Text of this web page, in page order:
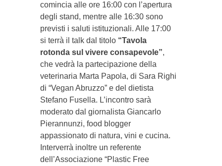
comincia alle ore 16:00 con l’apertura
degli stand, mentre alle 16:30 sono
previsti i saluti istituzionali. Alle 17:00
si terrà il talk dal titolo “Tavola
rotonda sul vivere consapevole”,
che vedrà la partecipazione della
veterinaria Marta Papola, di Sara Righi
di “Vegan Abruzzo” e del dietista
Stefano Fusella. L’incontro sarà
moderato dal giornalista Giancarlo
Pierannunzi, food blogger
appassionato di natura, vini e cucina.
Interverrà inoltre un referente
dell’Associazione “Plastic Free